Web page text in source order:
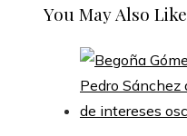
You May Also Like